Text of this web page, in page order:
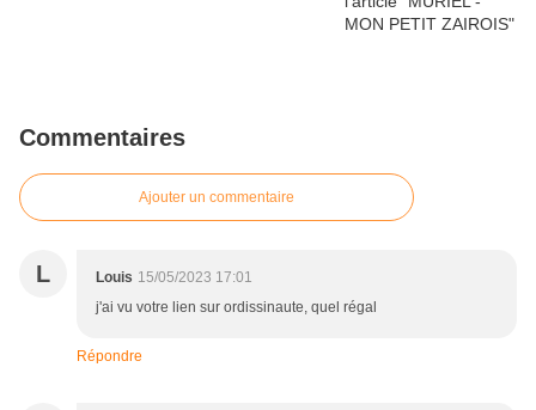
Commentaires
Ajouter un commentaire
L Louis 15/05/2023 17:01
j'ai vu votre lien sur ordissinaute, quel régal
Répondre